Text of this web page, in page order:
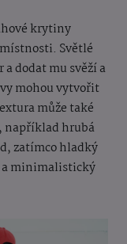
krytiny
Světlé
dodat mu svěží a
mohou vytvořit
může také
například hrubá
zatímco hladký
a minimalistický